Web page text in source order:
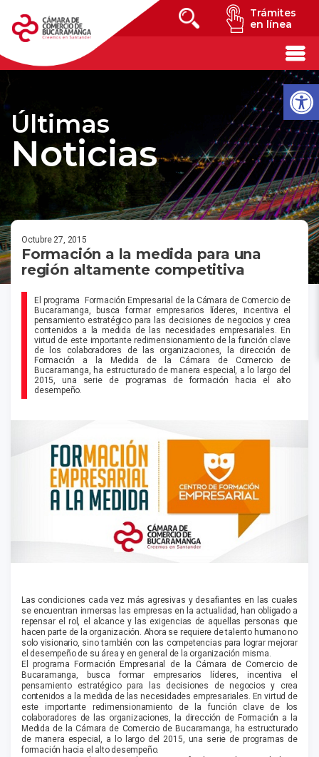
Trámites
en línea
Últimas
Noticias
Octubre 27, 2015
Formación a la medida para una
región altamente competitiva
El programa Formación Empresarial de la Cámara de Comercio de
Bucaramanga, busca formar empresarios líderes, incentiva el
pensamiento estratégico para las decisiones de negocios y crea
contenidos a la medida de las necesidades empresariales. En
virtud de este importante redimensionamiento de la función clave
de los colaboradores de las organizaciones, la dirección de
Formación a la Medida de la Cámara de Comercio de
Bucaramanga, ha estructurado de manera especial, a lo largo del
2015, una serie de programas de formación hacia el alto
desempeño.
Las condiciones cada vez más agresivas y desafiantes en las cuales
se encuentran inmersas las empresas en la actualidad, han obligado a
repensar el rol, el alcance y las exigencias de aquellas personas que
hacen parte de la organización. Ahora se requiere de talento humano no
solo visionario, sino también con las competencias para lograr mejorar
el desempeño de su área y en general de la organización misma.
El programa Formación Empresarial de la Cámara de Comercio de
Bucaramanga, busca formar empresarios líderes, incentiva el
pensamiento estratégico para las decisiones de negocios y crea
contenidos a la medida de las necesidades empresariales. En virtud de
este importante redimensionamiento de la función clave de los
colaboradores de las organizaciones, la dirección de Formación a la
Medida de la Cámara de Comercio de Bucaramanga, ha estructurado
de manera especial, a lo largo del 2015, una serie de programas de
formación hacia el alto desempeño.